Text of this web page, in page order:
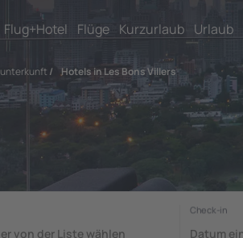
Flug+Hotel Flüge Kurzurlaub Urlaub
unterkunft / Hotels in Les Bons Villers